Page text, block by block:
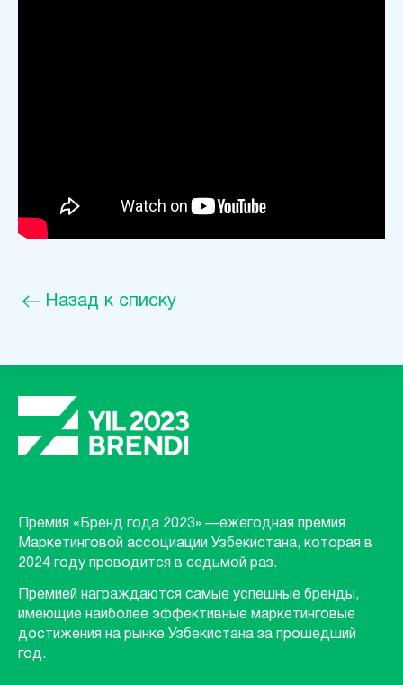
Назад к списку
Премия «Бренд года 2023» —ежегодная премия
Маркетинговой ассоциации Узбекистана, которая в
2024 году проводится в седьмой раз.
Премией награждаются самые успешные бренды,
имеющие наиболее эффективные маркетинговые
достижения на рынке Узбекистана за прошедший
год.